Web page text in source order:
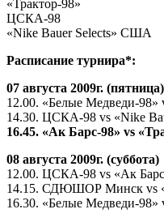
«Трактор-98»
ЦСКА-98
«Nike Bauer Selects» США
Расписание турнира*:
07 августа 2009г. (пятница)
12.00. «Белые Медведи-
14.30. ЦСКА-98 vs «Nike
16.45. «Ак Барс-98» vs
08 августа 2009г. (суббота)
12.00. ЦСКА-98 vs «Ак
14.15. СДЮШОР Минск vs
16.30. «Белые Медведи-98»